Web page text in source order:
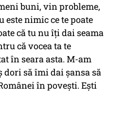
buni, vin probleme,
nimic ce te poate
că tu nu îți dai seama
că vocea ta te
în seara asta. M-am
să îmi dai șansa să
în povești. Ești